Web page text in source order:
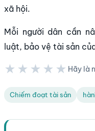
xã hội.
Mỗi người dân cần
luật, bảo vệ tài sản
★★★★★ Hãy là
Chiếm đoạt tài sản